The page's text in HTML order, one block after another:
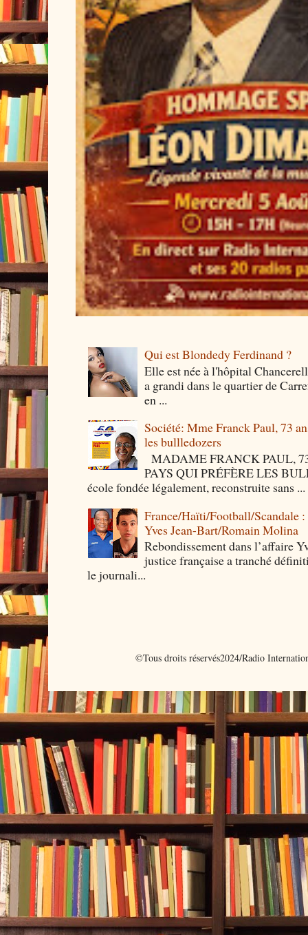
Qui est Blondedy Ferdinand ?
Elle est née à l'hôpital
a grandi dans le quartier de
en ...
Société: Mme Franck Paul, 73
les bullledozers
MADAME FRANCK PAUL,
PAYS QUI PRÉFÈRE LES
école fondée légalement, reconstruite sans ...
France/Haïti/Football/Scandale
Yves Jean-Bart/Romain Molina
Rebondissement dans l’affaire
justice française a tranché
le journali...
©Tous droits réservés2024/Radio